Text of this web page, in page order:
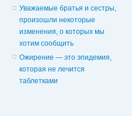
Уважаемые братья и сестры,
произошли некоторые
изменения, о которых мы
хотим сообщить
Ожирение — это эпидемия,
которая не лечится
таблетками